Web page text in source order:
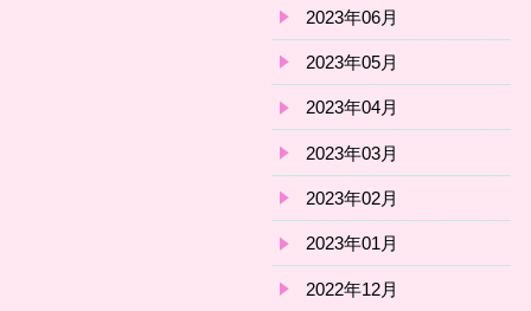
2023年06月
2023年05月
2023年04月
2023年03月
2023年02月
2023年01月
2022年12月